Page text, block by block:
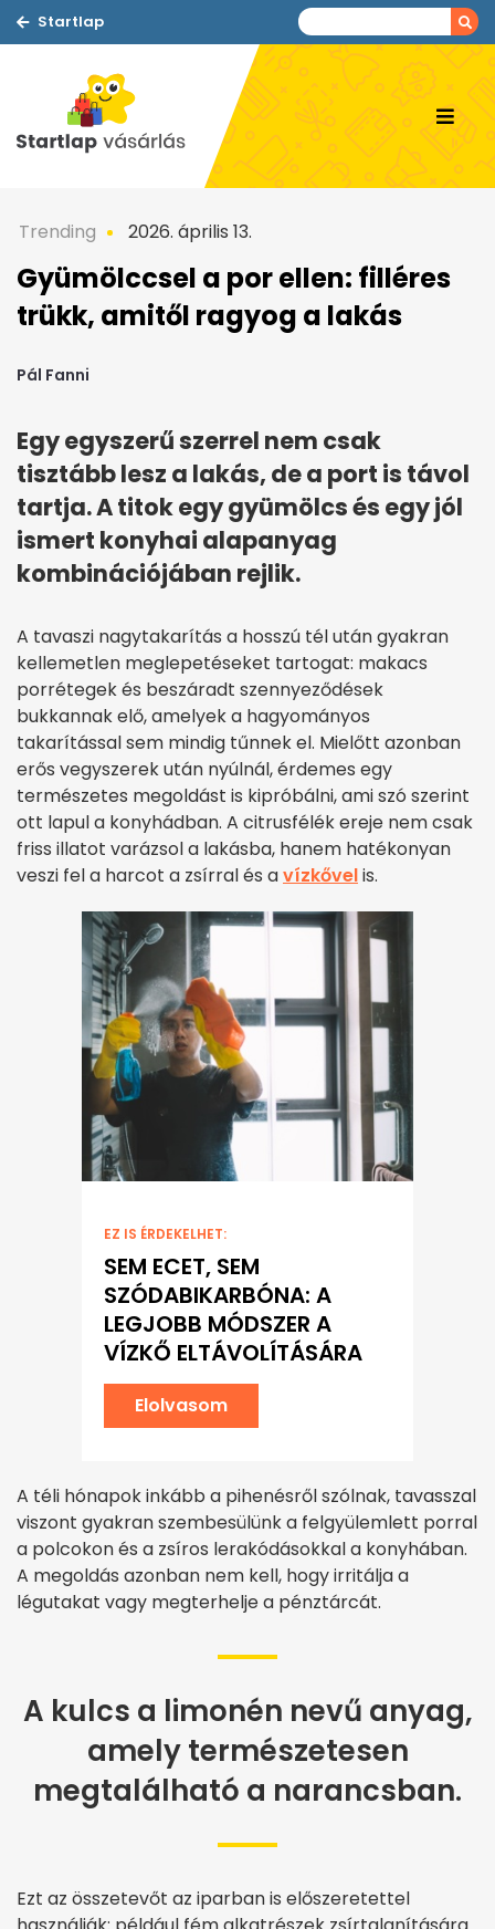
Startlap
Trending 2026. április 13.
Gyümölccsel a por ellen: filléres
trükk, amitől ragyog a lakás
Pál Fanni
Egy egyszerű szerrel nem csak
tisztább lesz a lakás, de a port is távol
tartja. A titok egy gyümölcs és egy jól
ismert konyhai alapanyag
kombinációjában rejlik.
A tavaszi nagytakarítás a hosszú tél után gyakran
kellemetlen meglepetéseket tartogat: makacs
porrétegek és beszáradt szennyeződések
bukkannak elő, amelyek a hagyományos
takarítással sem mindig tűnnek el. Mielőtt azonban
erős vegyszerek után nyúlnál, érdemes egy
természetes megoldást is kipróbálni, ami szó szerint
ott lapul a konyhádban. A citrusfélék ereje nem csak
friss illatot varázsol a lakásba, hanem hatékonyan
veszi fel a harcot a zsírral és avízkővelis.
EZ IS ÉRDEKELHET:
SEM ECET, SEM
SZÓDABIKARBÓNA: A
LEGJOBB MÓDSZER A
VÍZKŐ ELTÁVOLÍTÁSÁRA
Elolvasom
A téli hónapok inkább a pihenésről szólnak, tavasszal
viszont gyakran szembesülünk a felgyülemlett porral
a polcokon és a zsíros lerakódásokkal a konyhában.
A megoldás azonban nem kell, hogy irritálja a
légutakat vagy megterhelje a pénztárcát.
A kulcs a limonén nevű anyag,
amely természetesen
megtalálható a narancsban.
Ezt az összetevőt az iparban is előszeretettel